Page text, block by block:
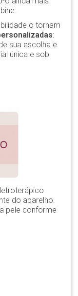
o tornam
:
sua escolha e
única e sob
do aparelho.
pele conforme